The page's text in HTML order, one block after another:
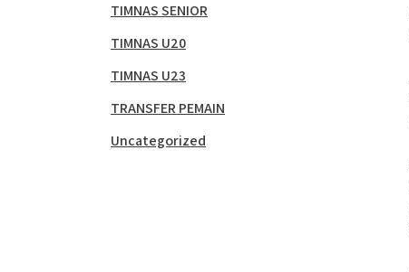
TIMNAS SENIOR
TIMNAS U20
TIMNAS U23
TRANSFER PEMAIN
Uncategorized